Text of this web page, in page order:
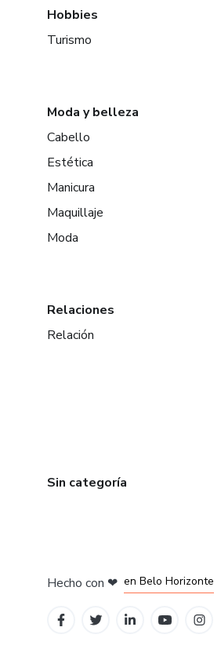
Hobbies
Turismo
Moda y belleza
Cabello
Estética
Manicura
Maquillaje
Moda
Relaciones
Relación
Sin categoría
Hecho con ❤ en Belo Horizonte